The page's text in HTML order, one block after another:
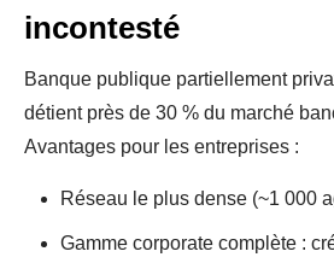
incontesté
Banque publique partiellement
détient près de 30 % du marché
Avantages pour les entreprises :
Réseau le plus dense (~1 000
Gamme corporate complète :